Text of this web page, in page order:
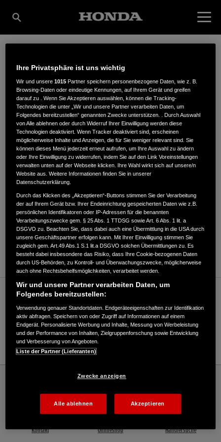
CARL HINRICHS E.K.
INHABER KAI
HINRICHS
Südgeorgsfehner Str. 5-7
ANFAHRTSBESCHREIBUNG ANFORDERN
WEBSITE
Verkauf / Kundendienst
04489 1326
E-Mail
Rasen und Garten
Deutschland Offizielle Website | The Power of Dreams
Kontakt Onlineshop Händlersuche
Ihre Privatsphäre ist uns wichtig
Wir und unsere1015 Partner speichern personenbezogene Daten, wie z. B.
Browsing-Daten oder eindeutige Kennungen, auf Ihrem Gerät und greifen
darauf zu . Wenn Sie Akzeptieren auswählen, können die Tracking-
Technologien die unter „Wir und unsere Partner verarbeiten Daten, um
Folgendes bereitzustellen“ genannten Zwecke unterstützen. . Durch Auswahl
von Alle ablehnen oder durch Widerruf Ihrer Einwilligung werden diese
Technologien deaktiviert. Wenn Tracker deaktiviert sind, erscheinen
möglicherweise Inhalte und Anzeigen, die für Sie weniger relevant sind. Sie
können dieses Menü jederzeit erneut aufrufen, um Ihre Auswahl zu ändern
oder Ihre Einwilligung zu widerrufen, indem Sie auf den Link Voreinstellungen
verwalten unten auf der Webseite klicken. Ihre Wahl wirkt sich auf unsere/n
Website aus. Weitere Informationen finden Sie in unserer
Datenschutzerklärung.
Durch das Klicken des „Akzeptieren“-Buttons stimmen Sie der Verarbeitung
der auf Ihrem Gerät bzw. Ihrer Endeinrichtung gespeicherten Daten wie z.B.
persönlichen Identifikatoren oder IP-Adressen für die benannten
Verarbeitungszwecke gem. § 25 Abs. 1 TTDSG sowie Art. 6 Abs. 1 lit. a
DSGVO zu. Beachten Sie, dass dabei auch eine Übermittlung in die USA durch
unsere Geschäftspartner erfolgen kann. Mit Ihrer Einwilligung stimmen Sie
zugleich gem. Art.49 Abs.1 S.1 lit.a DSGVO solchen Übermittlungen zu. Es
besteht dabei insbesondere das Risiko, dass Ihre Cookie-bezogenen Daten
durch US-Behörden, zu Kontroll- und Überwachungszwecke, möglicherweise
auch ohne Rechtsbehelfsmöglichkeiten, verarbeitet werden.
Wir und unsere Partner verarbeiten Daten, um
Folgendes bereitzustellen:
Verwendung genauer Standortdaten. Endgeräteeigenschaften zur Identifikation
aktiv abfragen. Speichern von oder Zugriff auf Informationen auf einem
Endgerät. Personalisierte Werbung und Inhalte, Messung von Werbeleistung
und der Performance von Inhalten, Zielgruppenforschung sowie Entwicklung
und Verbesserung von Angeboten.
Liste der Partner (Lieferanten)
Zwecke anzeigen
Alle ablehnen Akzeptieren